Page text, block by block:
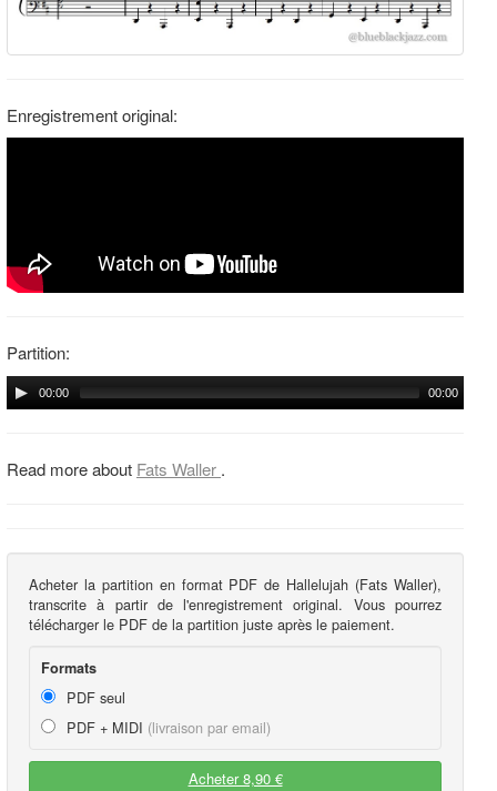
Enregistrement original:
Partition:
00:00 00:00
Read more about Fats Waller .
Acheter la partition en format PDF de Hallelujah (Fats Waller),
transcrite à partir de l'enregistrement original. Vous pourrez
télécharger le PDF de la partition juste après le paiement.
Formats
PDF seul
PDF + MIDI (livraison par email)
Acheter 8,90 €